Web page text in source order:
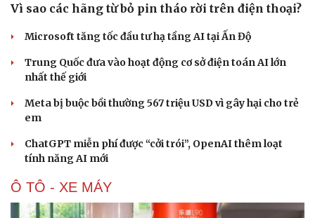
Vì sao các hãng từ bỏ pin tháo rời trên điện thoại?
Microsoft tăng tốc đầu tư hạ tầng AI tại Ấn Độ
Trung Quốc đưa vào hoạt động cơ sở điện toán AI lớn
nhất thế giới
Meta bị buộc bồi thường 567 triệu USD vì gây hại cho trẻ
em
ChatGPT miễn phí được “cởi trói”, OpenAI thêm loạt
tính năng AI mới
Ô TÔ - XE MÁY